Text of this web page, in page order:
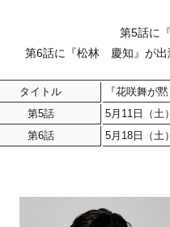
第5話に
第6話に『松林 慶知』が出
タイトル
『花咲舞が
第5話
5月11日（土
第6話
5月18日（土